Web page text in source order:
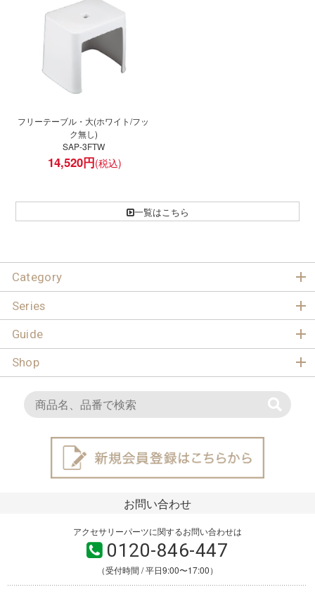
フリーテーブル・大(ホワイト/フッ
ク無し)
SAP-3FTW
14,520円
一覧はこちら
Category
Series
Guide
Shop
お問い合わせ
アクセサリーパーツに関するお問い合わせは
0120-846-447
（受付時間 / 平日9:00〜17:00）